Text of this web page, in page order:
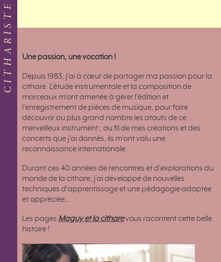
CITHARISTE Une passion, une vocation !
Depuis 1983, j’ai à cœur de partager ma passion pour la
cithare. L’étude instrumentale et la composition de
morceaux m’ont amenée à gérer l’édition et
l’enregistrement de pièces de musique, pour faire
découvrir au plus grand nombre les atouts de ce
merveilleux instrument ; au fil de mes créations et des
concerts que j’ai donnés, ils m’ont valu une
reconnaissance internationale.
Durant ces 40 années de rencontres et d’explorations du
monde de la cithare, j’ai développé de nouvelles
techniques d’apprentissage et une pédagogie adaptée
et appréciée…
Les pages Maguy et la citharevous racontent cette belle
histoire !